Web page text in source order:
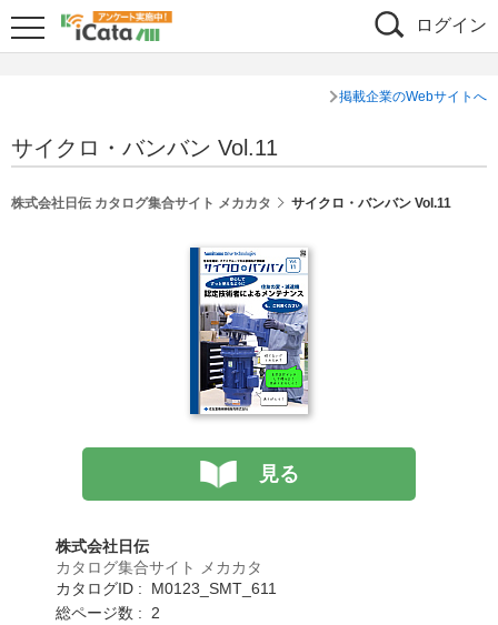
ログイン
掲載企業のWebサイトへ
サイクロ・バンバン Vol.11
株式会社日伝 カタログ集合サイト メカカタ サイクロ・バンバン Vol.11
見る
株式会社日伝
カタログ集合サイト メカカタ
カタログID : M0123_SMT_611
総ページ数 : 2